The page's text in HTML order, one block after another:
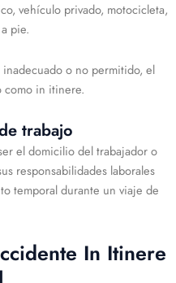
vehículo privado, motocicleta,
pie.
o no permitido, el
como in itinere.
trabajo
el domicilio del trabajador o
responsabilidades laborales
temporal durante un viaje de
In Itinere